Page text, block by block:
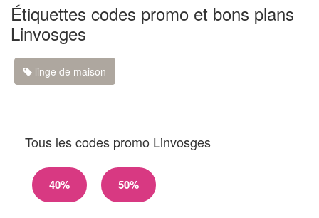
Étiquettes codes promo et bons plans
Linvosges
linge de maison
Tous les codes promo Linvosges
40% 50%